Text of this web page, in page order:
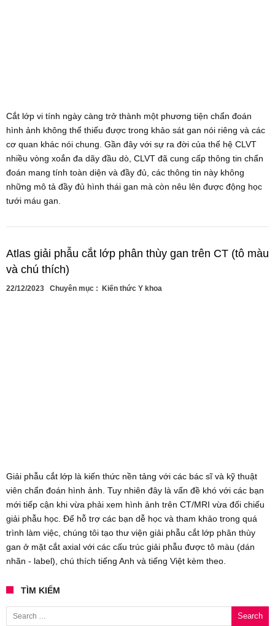
Cắt lớp vi tính ngày càng trở thành một phương tiện chẩn đoán
hình ảnh không thể thiếu được trong khảo sát gan nói riêng và các
cơ quan khác nói chung. Gần đây với sự ra đời của thế hệ CLVT
nhiều vòng xoắn đa dãy đầu dò, CLVT đã cung cấp thông tin chẩn
đoán mang tính toàn diện và đầy đủ, các thông tin này không
những mô tả đầy đủ hình thái gan mà còn nêu lên được động học
tưới máu gan.
Atlas giải phẫu cắt lớp phân thùy gan trên CT (tô màu
và chú thích)
22/12/2023 Chuyên mục : Kiến thức Y khoa
Giải phẫu cắt lớp là kiến thức nền tảng với các bác sĩ và kỹ thuật
viên chẩn đoán hình ảnh. Tuy nhiên đây là vấn đề khó với các bạn
mới tiếp cận khi vừa phải xem hình ảnh trên CT/MRI vừa đối chiếu
giải phẫu học. Để hỗ trợ các bạn dễ học và tham khảo trong quá
trình làm việc, chúng tôi tạo thư viện giải phẫu cắt lớp phân thùy
gan ở mặt cắt axial với các cấu trúc giải phẫu được tô màu (dán
nhãn - label), chú thích tiếng Anh và tiếng Việt kèm theo.
TÌM KIẾM
Search for: